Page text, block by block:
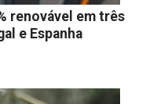
renovável em três
e Espanha